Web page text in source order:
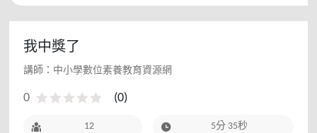
我中獎了
講師：中小學數位素養教育資源網
0 (0)
12 5分 35秒